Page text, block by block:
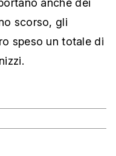
anche dei
scorso, gli
speso un totale di